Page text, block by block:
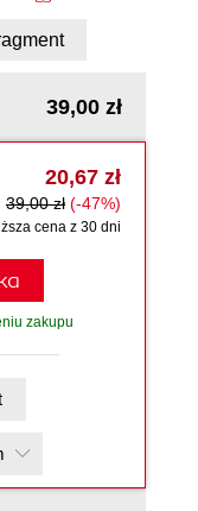
39,00 zł
20,67 zł
39,00 zł (-47%)
cena z 30 dni
zakupu